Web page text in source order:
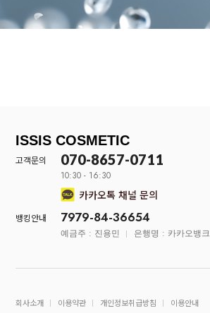
ISSIS COSMETIC
고객문의 070-8657-0711
10:30 - 16:30
카카오톡 채널 문의
뱅킹안내
7979-84-36654
예금주 : 진용민 은행명 : 카카오뱅크
회사소개 이용약관 개인정보취급방침 이용안내